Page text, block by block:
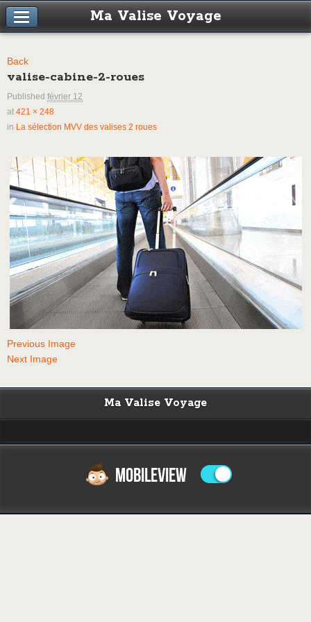
Ma Valise Voyage
Back
valise-cabine-2-roues
Published février 12
at 421 × 248
in La sélection MVV des valises 2 roues
Previous Image
Next Image
Ma Valise Voyage
MOBILEVIEW